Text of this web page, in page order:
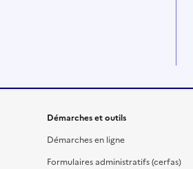
Démarches et outils
Démarches en ligne
Formulaires administratifs (cerfas)